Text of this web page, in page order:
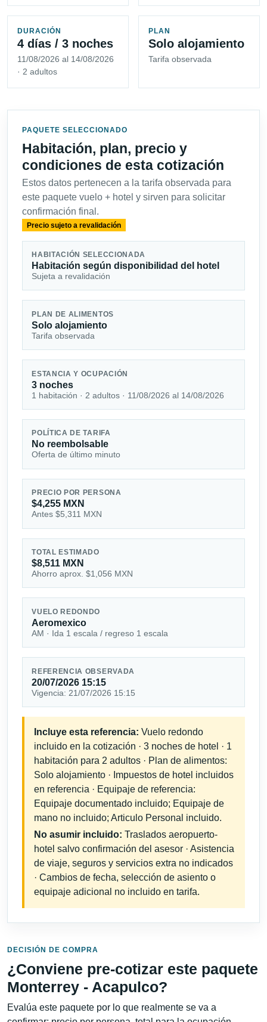
DURACIÓN
4 días / 3 noches
11/08/2026 al 14/08/2026
· 2 adultos
PLAN
Solo alojamiento
Tarifa observada
PAQUETE SELECCIONADO
Habitación, plan, precio y
condiciones de esta cotización
Estos datos pertenecen a la tarifa observada para
este paquete vuelo + hotel y sirven para solicitar
confirmación final.
Precio sujeto a revalidación
HABITACIÓN SELECCIONADA
Habitación según disponibilidad del hotel
Sujeta a revalidación
PLAN DE ALIMENTOS
Solo alojamiento
Tarifa observada
ESTANCIA Y OCUPACIÓN
3 noches
1 habitación · 2 adultos · 11/08/2026 al 14/08/2026
POLÍTICA DE TARIFA
No reembolsable
Oferta de último minuto
PRECIO POR PERSONA
$4,255 MXN
Antes $5,311 MXN
TOTAL ESTIMADO
$8,511 MXN
Ahorro aprox. $1,056 MXN
VUELO REDONDO
Aeromexico
AM · Ida 1 escala / regreso 1 escala
REFERENCIA OBSERVADA
20/07/2026 15:15
Vigencia: 21/07/2026 15:15
Incluye esta referencia: Vuelo redondo
incluido en la cotización · 3 noches de hotel · 1
habitación para 2 adultos · Plan de alimentos:
Solo alojamiento · Impuestos de hotel incluidos
en referencia · Equipaje de referencia:
Equipaje documentado incluido; Equipaje de
mano no incluido; Articulo Personal incluido.
No asumir incluido: Traslados aeropuerto-
hotel salvo confirmación del asesor · Asistencia
de viaje, seguros y servicios extra no indicados
· Cambios de fecha, selección de asiento o
equipaje adicional no incluido en tarifa.
DECISIÓN DE COMPRA
¿Conviene pre-cotizar este paquete
Monterrey - Acapulco?
Evalúa este paquete por lo que realmente se va a